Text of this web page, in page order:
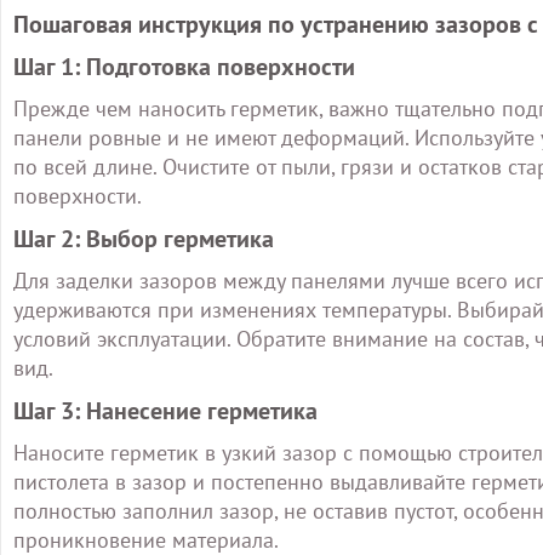
Пошаговая инструкция по устранению зазоров
Шаг 1: Подготовка поверхности
Прежде чем наносить герметик, важно тщательно
панели ровные и не имеют деформаций.
по всей длине. Очистите от пыли, грязи и остатков
поверхности.
Шаг 2: Выбор герметика
Для заделки зазоров между панелями лучше всего
удерживаются при изменениях температуры.
условий эксплуатации. Обратите внимание на
вид.
Шаг 3: Нанесение герметика
Наносите герметик в узкий зазор с помощью
пистолета в зазор и постепенно выдавливайте
полностью заполнил зазор, не оставив пустот,
проникновение материала.